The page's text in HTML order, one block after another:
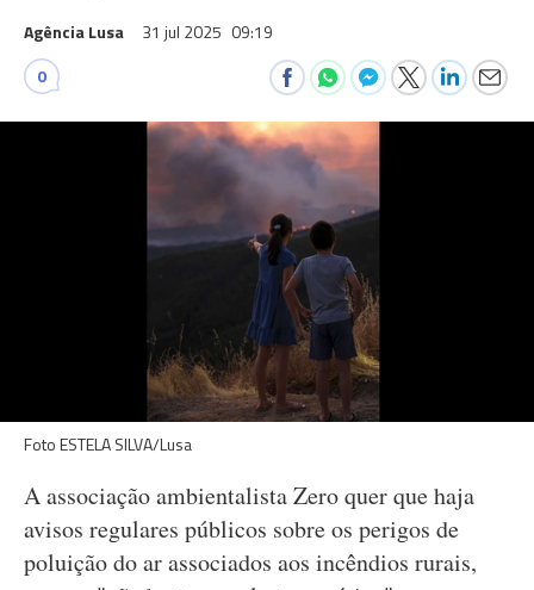
Agência Lusa 31 jul 2025 09:19
0
Foto ESTELA SILVA/Lusa
A associação ambientalista Zero quer que haja
avisos regulares públicos sobre os perigos de
poluição do ar associados aos incêndios rurais,